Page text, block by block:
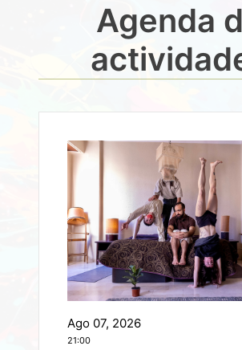
Agenda
Ago 07, 2026
21:00